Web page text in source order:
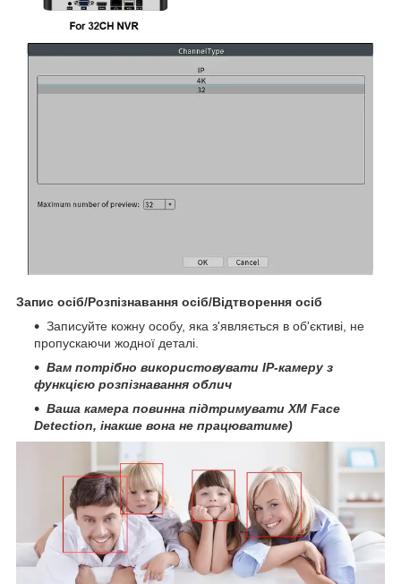
Запис осіб/Розпізнавання осіб/Відтворення осіб
Записуйте кожну особу, яка з'являється в об'єктиві, не
пропускаючи жодної деталі.
Вам потрібно використовувати IP-камеру з
функцією розпізнавання облич
Ваша камера повинна підтримувати XM Face
Detection, інакше вона не працюватиме)